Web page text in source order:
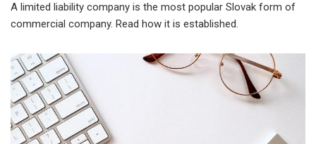
A limited liability company is the most popular Slovak form of
commercial company. Read how it is established.